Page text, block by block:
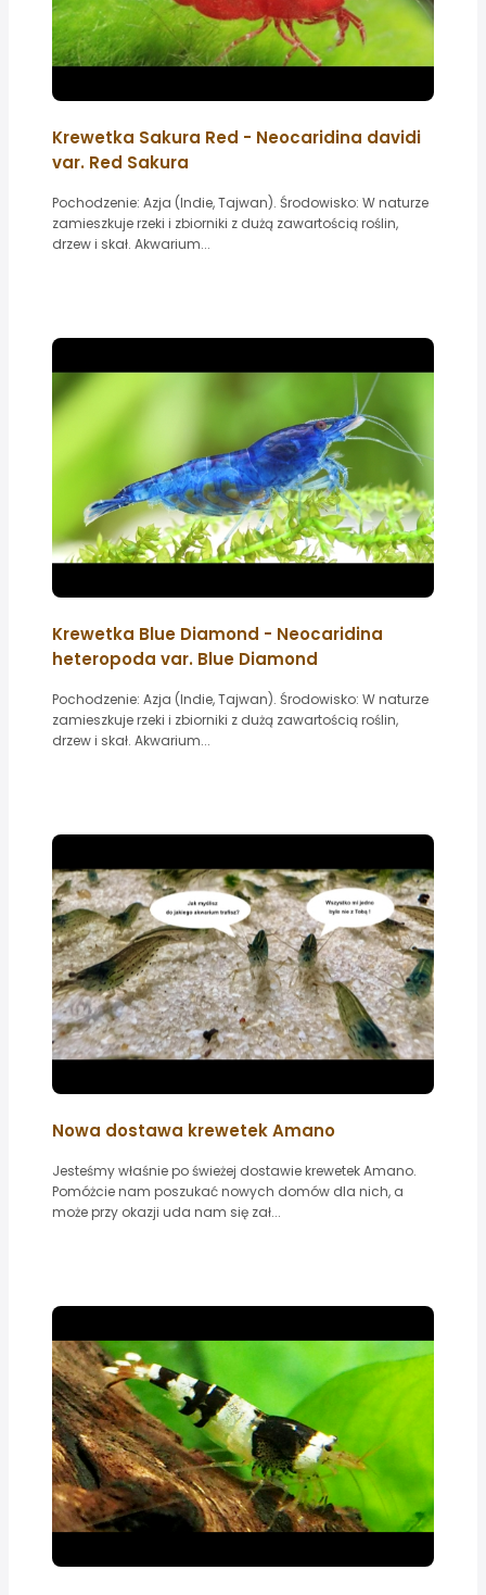
Krewetka Sakura Red - Neocaridina davidi
var. Red Sakura
Pochodzenie: Azja (Indie, Tajwan). Środowisko: W naturze
zamieszkuje rzeki i zbiorniki z dużą zawartością roślin,
drzew i skał. Akwarium...
Krewetka Blue Diamond - Neocaridina
heteropoda var. Blue Diamond
Pochodzenie: Azja (Indie, Tajwan). Środowisko: W naturze
zamieszkuje rzeki i zbiorniki z dużą zawartością roślin,
drzew i skał. Akwarium...
Nowa dostawa krewetek Amano
Jesteśmy właśnie po świeżej dostawie krewetek Amano.
Pomóżcie nam poszukać nowych domów dla nich, a
może przy okazji uda nam się zał...